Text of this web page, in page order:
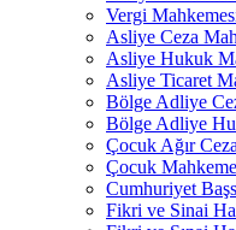
Vergi
Asliye Ceza
Asliye Hukuk
Asliye Ticaret
Bölge Adliye
Bölge Adliye
Çocuk Ağır
Çocuk
Cumhuriyet
Fikri ve Sinai